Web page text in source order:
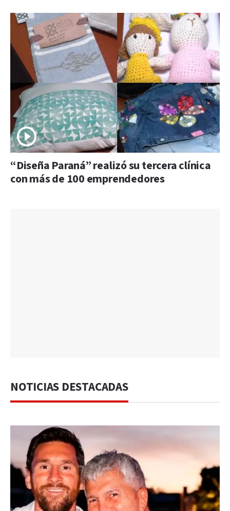
“Diseña Paraná” realizó su tercera clínica
con más de 100 emprendedores
NOTICIAS DESTACADAS